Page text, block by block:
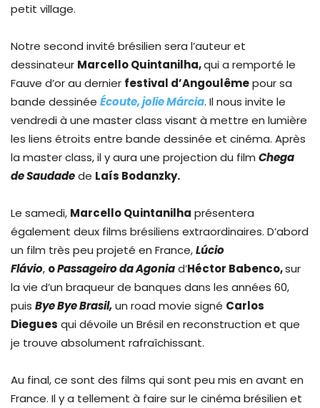
petit village.
Notre second invité brésilien sera l’auteur et
dessinateur Marcello Quintanilha,qui a remporté le
Fauve d’or au dernier festival d’Angoulêmepour sa
bande dessinée Écoute, jolie Márcia. Il nous invite le
vendredi à une master class visant à mettre en lumière
les liens étroits entre bande dessinée et cinéma. Après
la master class, il y aura une projection du film Chega
de Saudadede Laís Bodanzky.
Le samedi, Marcello Quintanilha présentera
également deux films brésiliens extraordinaires. D’abord
un film très peu projeté en France,Lúcio
Flávio, oPassageiro da Agoniad’Héctor Babenco,sur
la vie d’un braqueur de banques dans les années 60,
puis Bye Bye Brasil,un road movie signé Carlos
Diegues qui dévoile un Brésil en reconstruction et que
je trouve absolument rafraîchissant.
Au final, ce sont des films qui sont peu mis en avant en
France. Il y a tellement à faire sur le cinéma brésilien et